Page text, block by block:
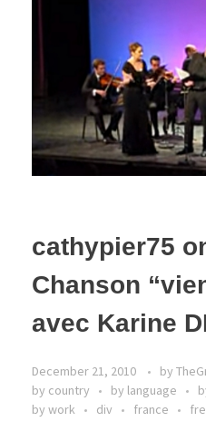
cathypier75
Chanson
avec Karine
December 21, 2010 by
by country
by language
by work
div france